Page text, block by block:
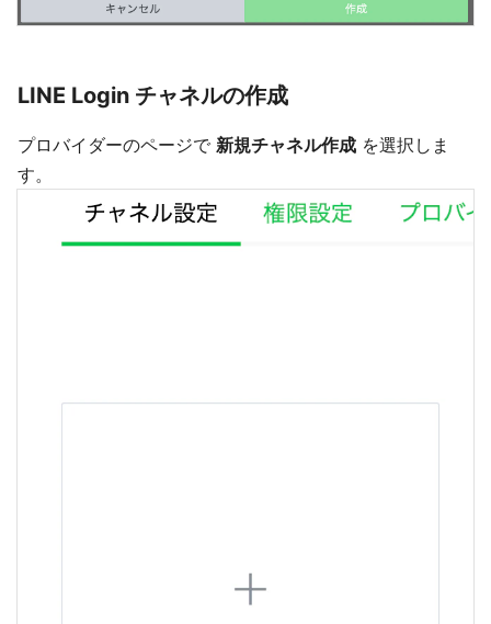
LINE Login チャネルの作成
プロバイダーのページで 新規チャネル作成 を選択しま
す。